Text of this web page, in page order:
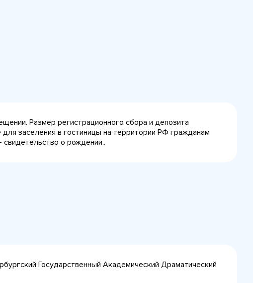
Размер регистрационного сбора и депозита
заселения в гостиницы на территории РФ гражданам
о рождении..
Государственный Академический Драматический